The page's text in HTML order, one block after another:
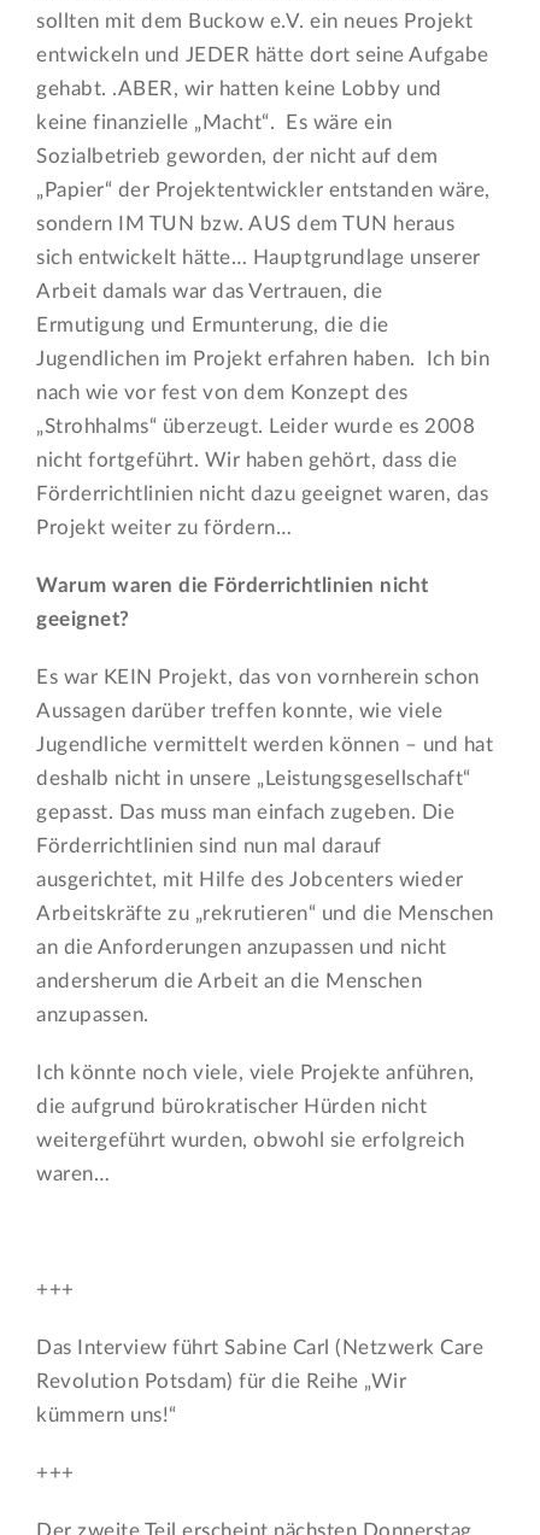
sollten mit dem Buckow e.V. ein neues Projekt
entwickeln und JEDER hätte dort seine Aufgabe
gehabt. .ABER, wir hatten keine Lobby und
keine finanzielle „Macht“. Es wäre ein
Sozialbetrieb geworden, der nicht auf dem
„Papier“ der Projektentwickler entstanden wäre,
sondern IM TUN bzw. AUS dem TUN heraus
sich entwickelt hätte… Hauptgrundlage unserer
Arbeit damals war das Vertrauen, die
Ermutigung und Ermunterung, die die
Jugendlichen im Projekt erfahren haben. Ich bin
nach wie vor fest von dem Konzept des
„Strohhalms“ überzeugt. Leider wurde es 2008
nicht fortgeführt. Wir haben gehört, dass die
Förderrichtlinien nicht dazu geeignet waren, das
Projekt weiter zu fördern…
Warum waren die Förderrichtlinien nicht
geeignet?
Es war KEIN Projekt, das von vornherein schon
Aussagen darüber treffen konnte, wie viele
Jugendliche vermittelt werden können – und hat
deshalb nicht in unsere „Leistungsgesellschaft“
gepasst. Das muss man einfach zugeben. Die
Förderrichtlinien sind nun mal darauf
ausgerichtet, mit Hilfe des Jobcenters wieder
Arbeitskräfte zu „rekrutieren“ und die Menschen
an die Anforderungen anzupassen und nicht
andersherum die Arbeit an die Menschen
anzupassen.
Ich könnte noch viele, viele Projekte anführen,
die aufgrund bürokratischer Hürden nicht
weitergeführt wurden, obwohl sie erfolgreich
waren…
+++
Das Interview führt Sabine Carl (Netzwerk Care
Revolution Potsdam) für die Reihe „Wir
kümmern uns!“
+++